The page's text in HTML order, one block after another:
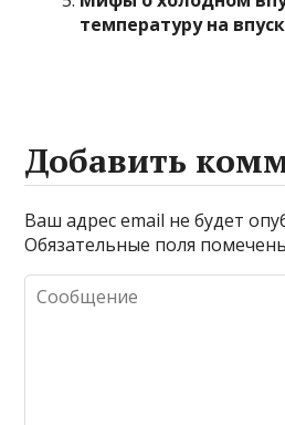
температуру на
Добавить
Ваш адрес email не будет
Обязательные поля